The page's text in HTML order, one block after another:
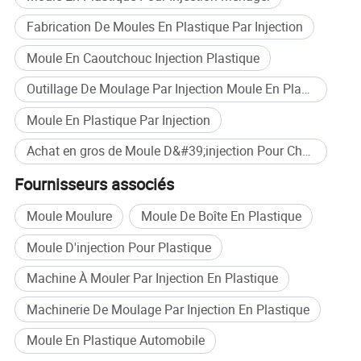
Photos détaillées
Fabrication De Moules En Plastique Par Injection
Moule En Caoutchouc Injection Plastique
Outillage De Moulage Par Injection Moule En Plastique
Moule En Plastique Par Injection
Achat en gros de Moule D&#39;injection Pour Chaise En Plastique
Fournisseurs associés
Moule Moulure
Moule De Boîte En Plastique
Moule D'injection Pour Plastique
Machine À Mouler Par Injection En Plastique
Machinerie De Moulage Par Injection En Plastique
Moule En Plastique Automobile